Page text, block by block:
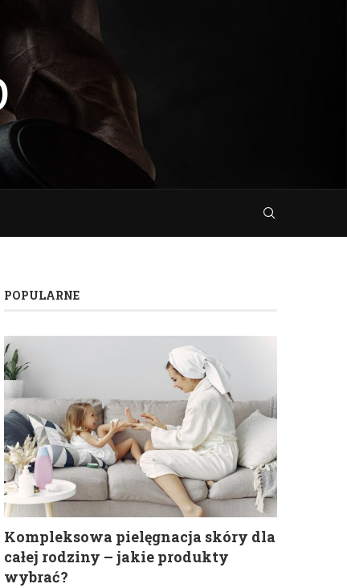
POPULARNE
Kompleksowa pielęgnacja skóry dla
całej rodziny – jakie produkty
wybrać?